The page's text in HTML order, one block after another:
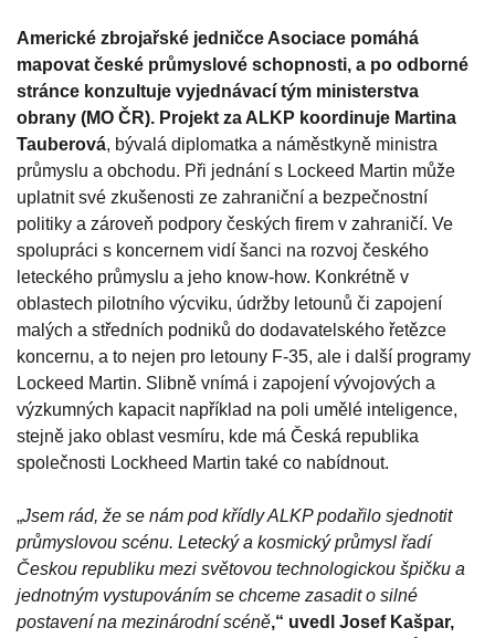
Americké zbrojařské jedničce Asociace pomáhá
mapovat české průmyslové schopnosti, a po odborné
stránce konzultuje vyjednávací tým ministerstva
obrany (MO ČR). Projekt za ALKP koordinuje Martina
Tauberová, bývalá diplomatka a náměstkyně ministra
průmyslu a obchodu. Při jednání s Lockeed Martin může
uplatnit své zkušenosti ze zahraniční a bezpečnostní
politiky a zároveň podpory českých firem v zahraničí. Ve
spolupráci s koncernem vidí šanci na rozvoj českého
leteckého průmyslu a jeho know-how. Konkrétně v
oblastech pilotního výcviku, údržby letounů či zapojení
malých a středních podniků do dodavatelského řetězce
koncernu, a to nejen pro letouny F-35, ale i další programy
Lockeed Martin. Slibně vnímá i zapojení vývojových a
výzkumných kapacit například na poli umělé inteligence,
stejně jako oblast vesmíru, kde má Česká republika
společnosti Lockheed Martin také co nabídnout.
„Jsem rád, že se nám pod křídly ALKP podařilo sjednotit
průmyslovou scénu. Letecký a kosmický průmysl řadí
Českou republiku mezi světovou technologickou špičku a
jednotným vystupováním se chceme zasadit o silné
postavení na mezinárodní scéně,“ uvedl Josef Kašpar,